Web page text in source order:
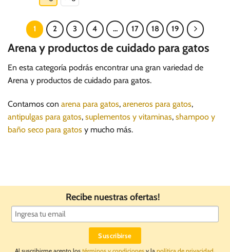
tiene
variantes.
Las
opciones
pueden
elegir
la
página
de
producto
1 2 3 4 … 17 18 19
Arena y productos de cuidado para gatos
En esta categoría podrás encontrar una gran variedad de
Arena y productos de cuidado para gatos.
Contamos con arena para gatos, areneros para gatos,
antipulgas para gatos, suplementos y vitaminas, shampoo y
baño seco para gatos y mucho más.
Recibe nuestras ofertas!